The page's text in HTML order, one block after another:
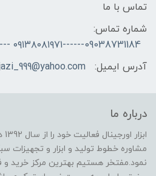
تماس با ما
شماره تماس:
09038731184------۰۹۱۳۸۰۸۱۹۷۱ ---- ۰۹132298091 مجازی
آدرس ایمیل:
درباره ما
مشاوره خطوط تولید و ابزار و
نمود.مفتخر هستیم بهترین مرکز خرید و